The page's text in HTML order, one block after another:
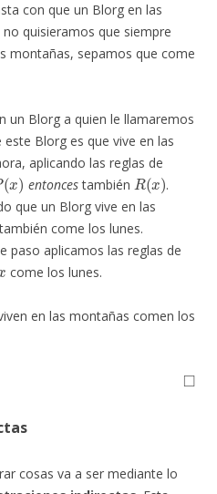
con que un Blorg en las
quisieramos que siempre
montañas, sepamos que come
un Blorg a quien le llamaremos
Blorg es que vive en las
aplicando las reglas de
(x)
entoncestambién
R( x)
.
que un Blorg vive en las
come los lunes.
paso aplicamos las reglas de
come los lunes.
en las montañas comen los
◻
cosas va a ser mediante lo